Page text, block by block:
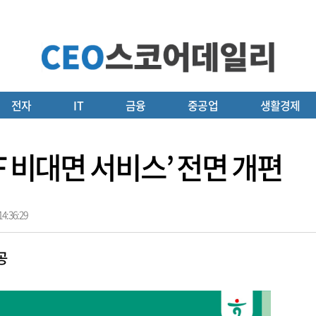
전자 IT 금융 중공업 생활경제
대면 서비스’ 전면 개편